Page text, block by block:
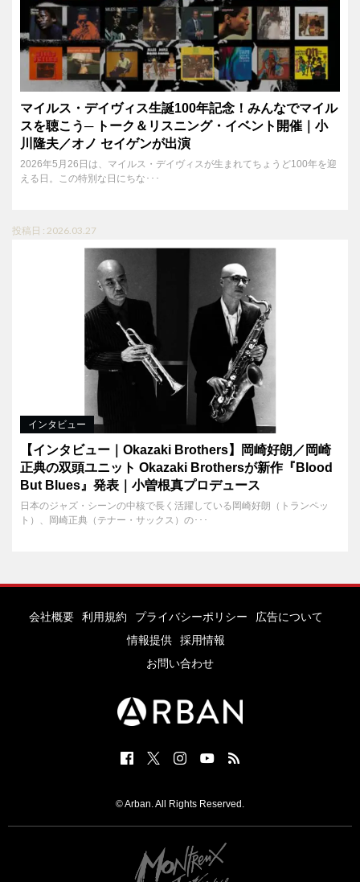
マイルス・デイヴィス生誕100年記念！みんなでマイル
スを聴こう─ トーク＆リスニング・イベント開催｜小
川隆夫／オノ セイゲンが出演
2026年5月26日は、マイルス・デイヴィスが生まれてちょうど100年を迎
える日。この特別な日にちな･･･
投稿日 : 2026.03.27
インタビュー
【インタビュー｜Okazaki Brothers】岡崎好朗／岡崎
正典の双頭ユニット Okazaki Brothersが新作『Blood
But Blues』発表｜小曽根真プロデュース
日本のジャズ・シーンの中核で長く活躍している岡崎好朗（トランペッ
ト）、岡崎正典（テナー・サックス）の･･･
会社概要 利用規約 プライバシーポリシー
広告について
情報提供
採用情報
お問い合わせ
© Arban. All Rights Reserved.